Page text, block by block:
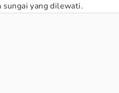
sungai yang dilewati.